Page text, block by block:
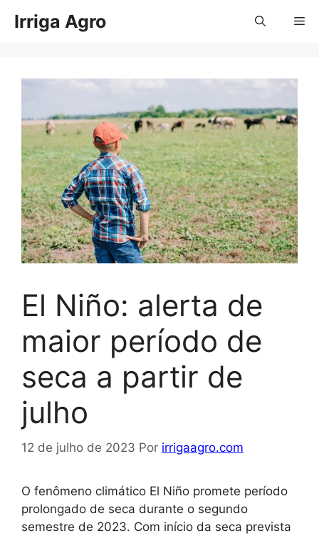
paraIrriga Agro
El Niño: alerta de
maior período de
seca a partir de
julho
12 de julho de 2023 Por irrigaagro.com
O fenômeno climático El Niño promete período
prolongado de seca durante o segundo
semestre de 2023. Com início da seca prevista